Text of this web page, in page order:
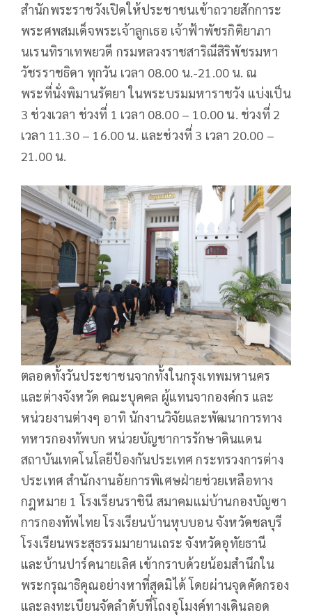
สำนักพระราชวังเปิดให้ประชาชนเข้าถวายสักการะ
พระศพสมเด็จพระเจ้าลูกเธอ เจ้าฟ้าพัชรกิติยาภา
นเรนทิราเทพยวดี กรมหลวงราชสาริณีสิริพัชรมหา
วัชรราชธิดา ทุกวัน เวลา 08.00 น.-21.00 น. ณ
พระที่นั่งพิมานรัตยา ในพระบรมมหาราชวัง แบ่งเป็น
3 ช่วงเวลา ช่วงที่ 1 เวลา 08.00 – 10.00 น. ช่วงที่ 2
เวลา 11.30 – 16.00 น. และช่วงที่ 3 เวลา 20.00 –
21.00 น.
ตลอดทั้งวันประชาชนจากทั้งในกรุงเทพมหานคร
และต่างจังหวัด คณะบุคคล ผู้แทนจากองค์กร และ
หน่วยงานต่างๆ อาทิ นักงานวิจัยและพัฒนาการทาง
ทหารกองทัพบก หน่วยบัญชาการรักษาดินแดน
สถาบันเทคโนโลยีป้องกันประเทศ กระทรวงการต่าง
ประเทศ สำนักงานอัยการพิเศษฝ่ายช่วยเหลือทาง
กฎหมาย 1 โรงเรียนราชินี สมาคมแม่บ้านกองบัญซา
การกองทัพไทย โรงเรียนบ้านหุบบอน จังหวัดชลบุรี
โรงเรียนพระสุธรรมมายานเถระ จังหวัดอุทัยธานี
และบ้านปาร์คนายเลิศ เข้ากราบด้วยน้อมสำนึกใน
พระกรุณาธิคุณอย่างหาที่สุดมิได้ โดยผ่านจุดคัดกรอง
และลงทะเบียนจัดลำดับที่โถงอุโมงค์ทางเดินลอด